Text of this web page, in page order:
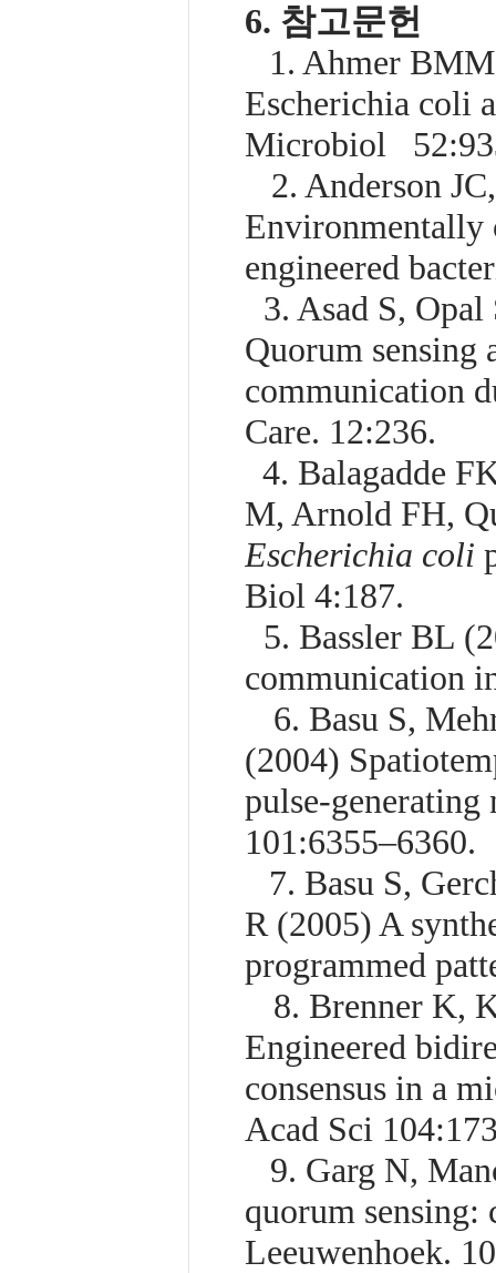
6. 참고문헌
1. Ahmer BMM
Escherichia coli
Microbiol
2. Anderson JC,
Environmentally
engineered
3. Asad S, Opal
Quorum
communication
Care. 12:236.
4. Balagadde
M, Arnold FH,
Escherichia coli
Biol 4:187.
5. Bassler BL
communication
6. Basu S,
(2004)
pulse-
101:6355–6360.
7. Basu S,
R (2005) A
programmed
8. Brenner K,
Engineered
consensus in a
Acad Sci
9. Garg N,
quorum
Leeuwenhoek.